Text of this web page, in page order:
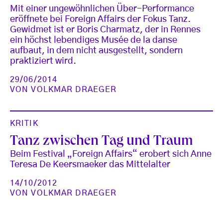
Mit einer ungewöhnlichen Über-Performance
eröffnete bei Foreign Affairs der Fokus Tanz.
Gewidmet ist er Boris Charmatz, der in Rennes
ein höchst lebendiges Musée de la danse
aufbaut, in dem nicht ausgestellt, sondern
praktiziert wird.
29/06/2014
VONVOLKMAR DRAEGER
KRITIK
Tanz zwischen Tag und Traum
Beim Festival „Foreign Affairs“ erobert sich Anne
Teresa De Keersmaeker das Mittelalter
14/10/2012
VONVOLKMAR DRAEGER